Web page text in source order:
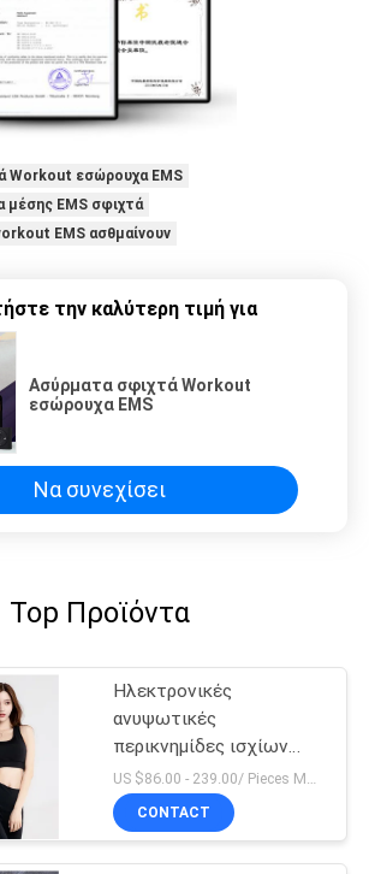
Workout εσώρουχα EMS
μέσης EMS σφιχτά
EMS ασθμαίνουν
την καλύτερη τιμή για
Ασύρματα σφιχτά Workout
εσώρουχα EMS
Να συνεχίσει
Top Προϊόντα
Ηλεκτρονικές
ανυψωτικές
περικνημίδες ισχίων
υποκίνησης μυών
US $86.00 - 239.00/ Pieces MOQ:1pieces
CONTACT